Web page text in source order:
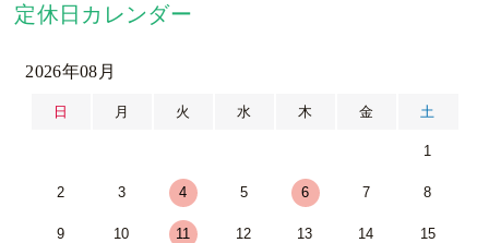
定休日カレンダー
2026年08月
日 月 火 水 木 金 土
1
2 3 4 5 6 7 8
9 10 11 12 13 14 15